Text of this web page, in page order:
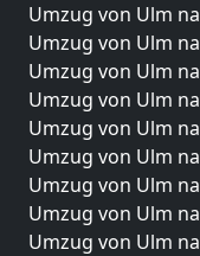
Umzug von Ulm
Umzug von Ulm
Umzug von Ulm
Umzug von Ulm
Umzug von Ulm
Umzug von Ulm
Umzug von Ulm
Umzug von Ulm
Umzug von Ulm